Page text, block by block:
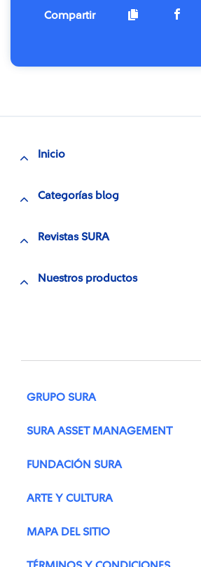
Compartir
Inicio
Categorías blog
Revistas SURA
Nuestros productos
GRUPO SURA
SURA ASSET MANAGEMENT
FUNDACIÓN SURA
ARTE Y CULTURA
MAPA DEL SITIO